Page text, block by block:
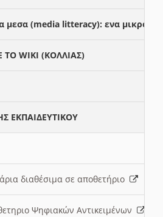
μεσα (media litteracy): ενα μικρο
WIKI (ΚΟΛΛΙΑΣ)
ΕΚΠΑΙΔΕΥΤΙΚΟΥ
διαθέσιμα σε αποθετήριο
Ψηφιακών Αντικειμένων